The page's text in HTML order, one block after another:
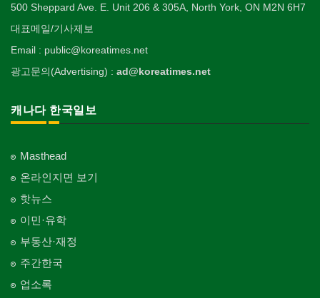
500 Sheppard Ave. E. Unit 206 & 305A, North York, ON M2N 6H7
대표메일/기사제보
Email : public@koreatimes.net
광고문의(Advertising) : ad@koreatimes.net
캐나다 한국일보
Masthead
온라인지면 보기
핫뉴스
이민·유학
부동산·재정
주간한국
업소록